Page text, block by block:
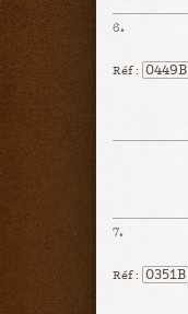
6.
Réf : 0449B
7.
Réf : 0351B